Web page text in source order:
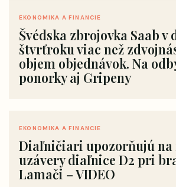
EKONOMIKA A FINANCIE
Švédska zbrojovka Saab v
štvrťroku viac než
objem objednávok. Na
ponorky aj Gripeny
EKONOMIKA A FINANCIE
Diaľničiari upozorňujú na
uzávery diaľnice D2 pri
Lamači – VIDEO